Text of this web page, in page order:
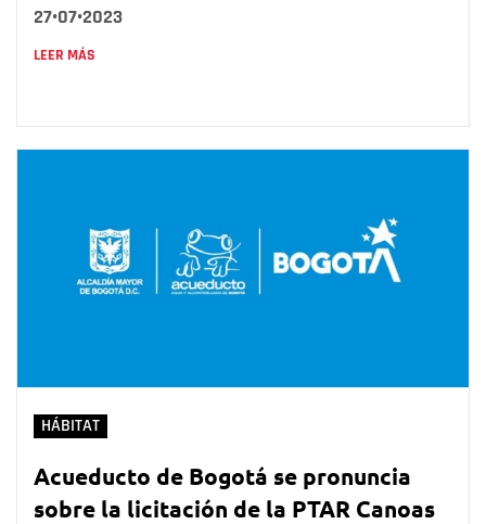
27•07•2023
LEER MÁS
HÁBITAT
Acueducto de Bogotá se pronuncia
sobre la licitación de la PTAR Canoas